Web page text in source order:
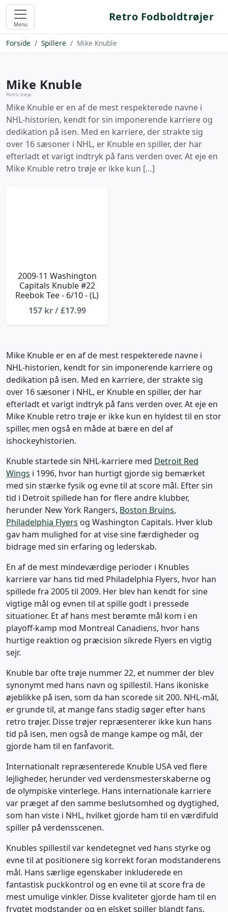
Menu
Retro Fodboldtrøjer
Forside Spillere Mike Knuble
Mike Knuble
Retro trøje
Mike Knuble er en af de mest respekterede navne i
NHL-historien, kendt for sin imponerende karriere og
dedikation på isen. Med en karriere, der strakte sig
over 16 sæsoner i NHL, er Knuble en spiller, der har
efterladt et varigt indtryk på fans verden over. At eje en
Mike Knuble retro trøje er ikke kun […]
2009-11 Washington
Capitals Knuble #22
Reebok Tee - 6/10 - (L)
157 kr / £17.99
Mike Knuble er en af de mest respekterede navne i
NHL-historien, kendt for sin imponerende karriere og
dedikation på isen. Med en karriere, der strakte sig
over 16 sæsoner i NHL, er Knuble en spiller, der har
efterladt et varigt indtryk på fans verden over. At eje en
Mike Knuble retro trøje er ikke kun en hyldest til en stor
spiller, men også en måde at bære en del af
ishockeyhistorien.
Knuble startede sin NHL-karriere med Detroit Red
Wings i 1996, hvor han hurtigt gjorde sig bemærket
med sin stærke fysik og evne til at score mål. Efter sin
tid i Detroit spillede han for flere andre klubber,
herunder New York Rangers, Boston Bruins,
Philadelphia Flyers og Washington Capitals. Hver klub
gav ham mulighed for at vise sine færdigheder og
bidrage med sin erfaring og lederskab.
En af de mest mindeværdige perioder i Knubles
karriere var hans tid med Philadelphia Flyers, hvor han
spillede fra 2005 til 2009. Her blev han kendt for sine
vigtige mål og evnen til at spille godt i pressede
situationer. Et af hans mest berømte mål kom i en
playoff-kamp mod Montreal Canadiens, hvor hans
hurtige reaktion og præcision sikrede Flyers en vigtig
sejr.
Knuble bar ofte trøje nummer 22, et nummer der blev
synonymt med hans navn og spillestil. Hans ikoniske
øjeblikke på isen, som da han scorede sit 200. NHL-mål,
er grunde til, at mange fans stadig søger efter hans
retro trøjer. Disse trøjer repræsenterer ikke kun hans
tid på isen, men også de mange kampe og mål, der
gjorde ham til en fanfavorit.
Internationalt repræsenterede Knuble USA ved flere
lejligheder, herunder ved verdensmesterskaberne og
de olympiske vinterlege. Hans internationale karriere
var præget af den samme beslutsomhed og dygtighed,
som han viste i NHL, hvilket gjorde ham til en værdifuld
spiller på verdensscenen.
Knubles spillestil var kendetegnet ved hans styrke og
evne til at positionere sig korrekt foran modstanderens
mål. Hans særlige egenskaber inkluderede en
fantastisk puckkontrol og en evne til at score fra de
mest umulige vinkler. Disse kvaliteter gjorde ham til en
frygtet modstander og en elsket spiller blandt fans.